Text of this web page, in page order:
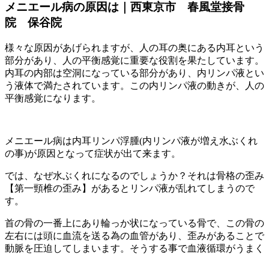
メニエール病の原因は｜西東京市 春風堂接骨
院 保谷院
様々な原因があげられますが、人の耳の奥にある内耳という
部分があり、人の平衡感覚に重要な役割を果たしています。
内耳の内部は空洞になっている部分があり、内リンパ液とい
う液体で満たされています。この内リンパ液の動きが、人の
平衡感覚になります。
メニエール病は内耳リンパ浮腫(内リンパ液が増え水ぶくれ
の事)が原因となって症状が出て来ます。
では、なぜ水ぶくれになるのでしょうか？それは骨格の歪み
【第一頸椎の歪み】があるとリンパ液が乱れてしまうので
す。
首の骨の一番上にあり輪っか状になっている骨で、この骨の
左右には頭に血流を送る為の血管があり、歪みがあることで
動脈を圧迫してしまいます。そうする事で血液循環がうまく